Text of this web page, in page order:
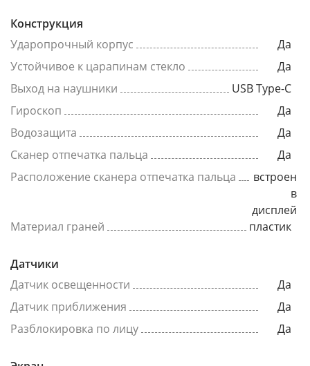
Конструкция
Ударопрочный корпус
Да
Устойчивое к царапинам стекло
Да
Выход на наушники
USB Type-C
Гироскоп
Да
Водозащита
Да
Сканер отпечатка пальца
Да
Расположение сканера отпечатка пальца
встроен
в
дисплей
Материал граней
пластик
Датчики
Датчик освещенности
Да
Датчик приближения
Да
Разблокировка по лицу
Да